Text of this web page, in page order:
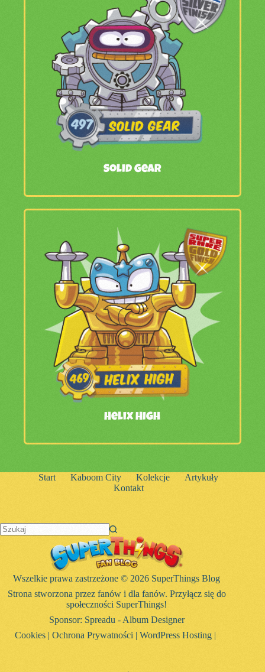
Solid Gear
Helix High
Start Kaboom City Kolekcje
Artykuły
Kontakt
Wszelkie prawa zastrzeżone © 2026 SuperThings Blog
Strona stworzona przez fanów i dla fanów. Przyłącz się do
społeczności SuperThings!
Sponsor: Spreadu - Album Designer
Cookies |Ochrona Prywatności |WordPress Hosting |